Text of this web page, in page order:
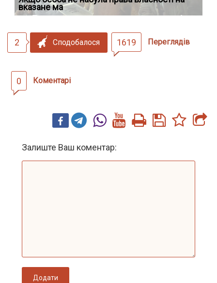
вказане ма
2 Сподобалося 1619 Переглядів
0 Коментарі
Залиште Ваш коментар:
Додати